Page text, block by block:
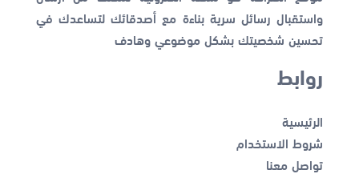
واستقبال رسائل سرية بناءة مع أصدقائك لتساعدك في
تحسين شخصيتك بشكل موضوعي وهادف
روابط
الرئيسية
شروط الاستخدام
تواصل معنا